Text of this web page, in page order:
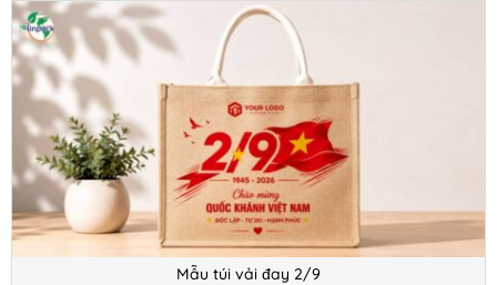
Mẫu túi vải đay 2/9